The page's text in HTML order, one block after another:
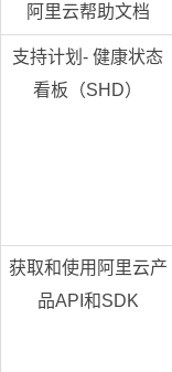
阿里云帮助文档
支持计划- 健康状态
看板（SHD）
获取和使用阿里云产
品API和SDK